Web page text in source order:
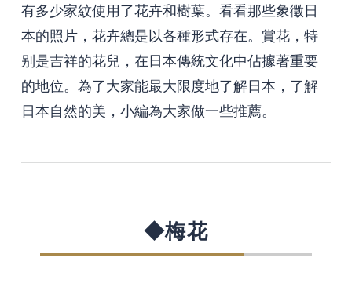
有多少家紋使用了花卉和樹葉。看看那些象徵日
本的照片，花卉總是以各種形式存在。賞花，特
别是吉祥的花兒，在日本傳統文化中佔據著重要
的地位。為了大家能最大限度地了解日本，了解
日本自然的美，小編為大家做一些推薦。
◆梅花